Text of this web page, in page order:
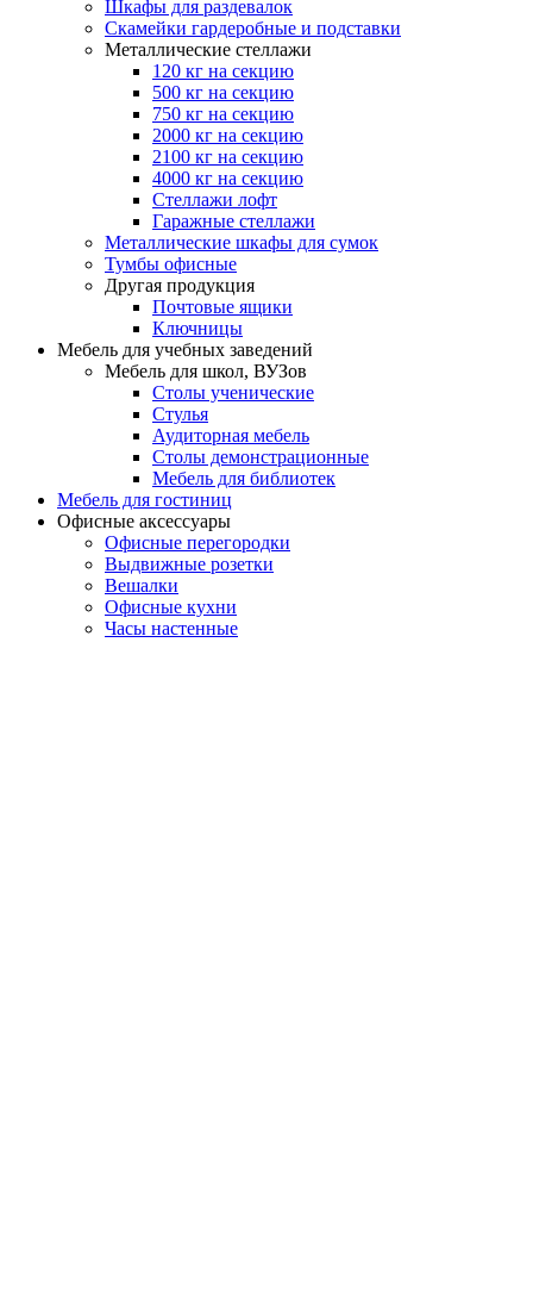
Шкафы для раздевалок
Скамейки гардеробные и подставки
Металлические стеллажи
120 кг на секцию
500 кг на секцию
750 кг на секцию
2000 кг на секцию
2100 кг на секцию
4000 кг на секцию
Стеллажи лофт
Гаражные стеллажи
Металлические шкафы для сумок
Тумбы офисные
Другая продукция
Почтовые ящики
Ключницы
Мебель для учебных заведений
Мебель для школ, ВУЗов
Столы ученические
Стулья
Аудиторная мебель
Столы демонстрационные
Мебель для библиотек
Мебель для гостиниц
Офисные аксессуары
Офисные перегородки
Выдвижные розетки
Вешалки
Офисные кухни
Часы настенные